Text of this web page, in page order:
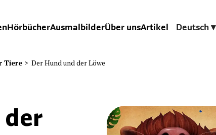
HörbücherAusmalbilderÜber unsArtikel Deutsch ▾
Tiere > Der Hund und der Löwe
der